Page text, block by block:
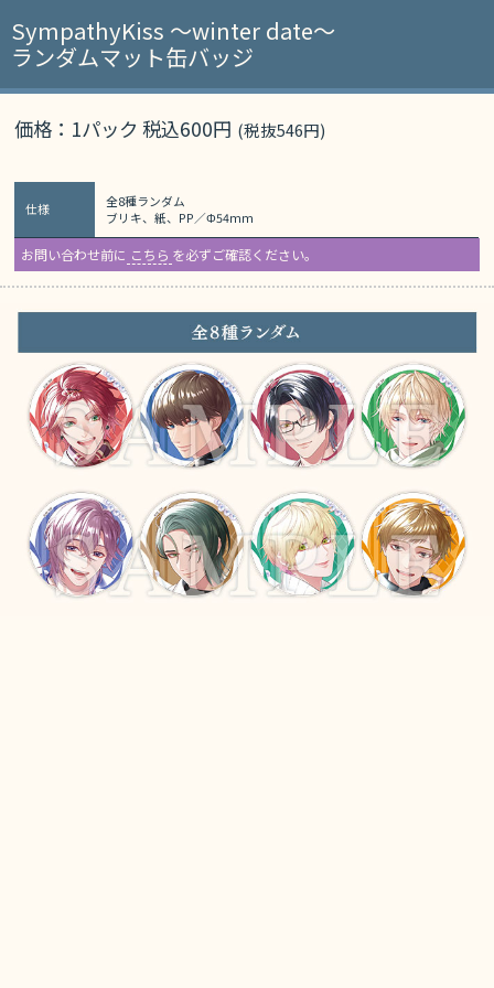
SympathyKiss ～winter date～
ランダムマット缶バッジ
価格：1パック 税込600円 (税抜546円)
仕様
全8種ランダム
ブリキ、紙、PP／Φ54mm
お問い合わせ前に こちら を必ずご確認ください。